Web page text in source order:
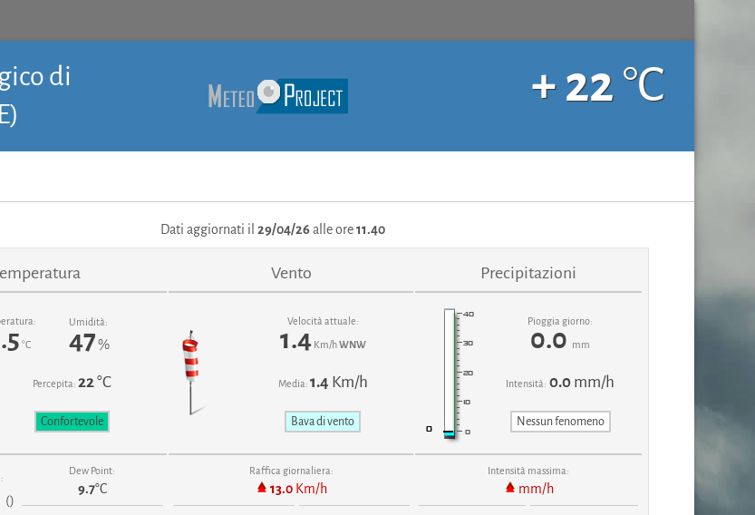
+ 22°C
di
Dati aggiornati il 29/04/26alle ore11.40
Vento Precipitazioni
°C
Umidità:
47%
Percepita: 22°C
Confortevole
()
Dew Point:
9.7°C
Velocità attuale:
1.4 Km/hWNW
Media: 1.4 Km/h
Bava di vento
Raffica giornaliera:
13.0Km/h
Pioggia giorno:
0.0 mm
Intensità: 0.0 mm/h
Nessun fenomeno
Intensità massima:
mm/h